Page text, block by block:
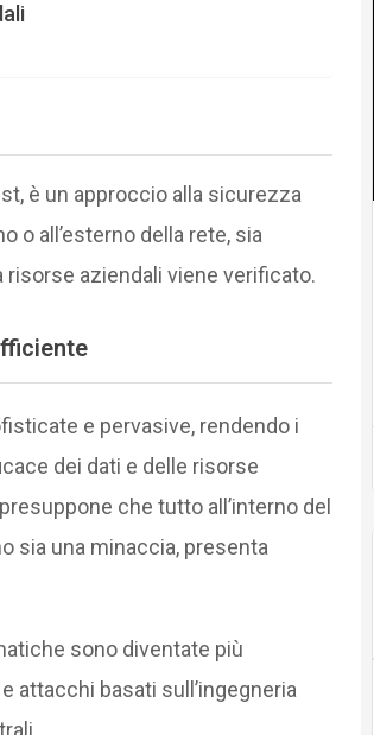
è un approccio alla sicurezza
o all’esterno della rete, sia
aziendali viene verificato.
e pervasive, rendendo i
dei dati e delle risorse
che tutto all’interno del
sia una minaccia, presenta
sono diventate più
attacchi basati sull’ingegneria